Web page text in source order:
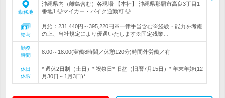
勤務地
沖縄県内（離島含む）各現場 【本社】 沖縄県那覇市高良3丁目1
番地1 ◎マイカー・バイク通勤可 ◎…
給与
月給：231,440円～395,220円※一律手当含む※経験・能力を考慮
の上、当社規定により優遇いたします※固定残業…
勤務
時間
8:00～18:00(実働8時間／休憩120分)時間外労働／有
休日
休暇
* 週休2日制（土日）* 祝祭日* 旧盆（旧暦7月15日）* 年末年始(12
月30日～1月3日)* …